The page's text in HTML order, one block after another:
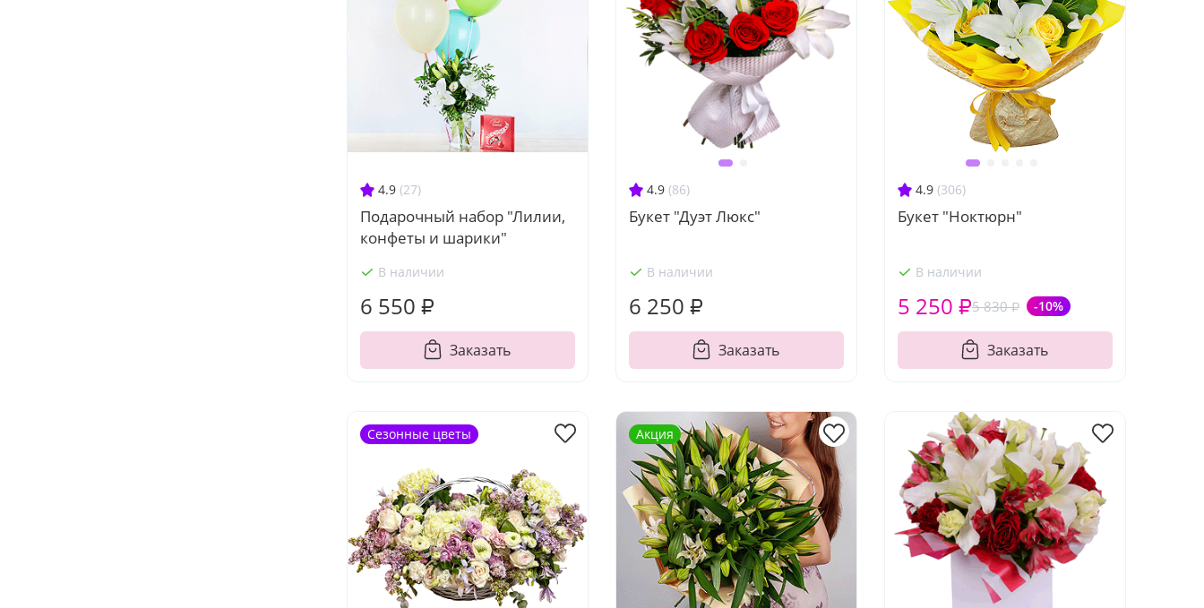
4.9 (27)
Подарочный набор "Лилии,
конфеты и шарики"
В наличии
6 550 ₽
Заказать
4.9 (86)
Букет "Дуэт Люкс"
В наличии
6 250 ₽
Заказать
4.9 (306)
Букет "Ноктюрн"
В наличии
5 830 ₽ -10%
5 250 ₽
Заказать
Сезонные цветы Акция